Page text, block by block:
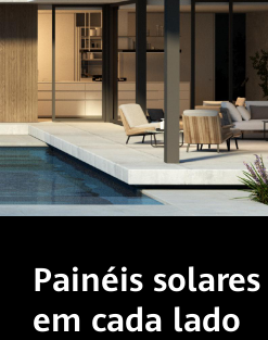
Painéis solares
em cada lado